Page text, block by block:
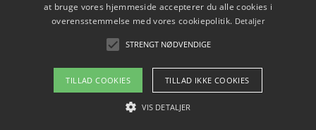
Hvordan citater om fossile brændstoffer kan ændre
Copyright 2026 - Pilanto Aps
Om / kontakt
at bruge vores hjemmeside accepterer du alle cookies i
overensstemmelse med vores cookiepolitik. Detaljer
STRENGT NØDVENDIGE
TILLAD COOKIES TILLAD IKKE COOKIES
VIS DETALJER